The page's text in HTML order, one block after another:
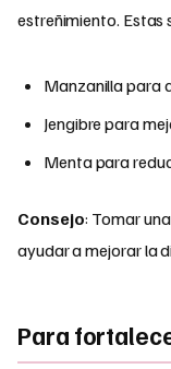
estreñimiento. Estas
Manzanilla para
Jengibre para
Menta para
Consejo: Tomar
ayudar a mejorar la
Para